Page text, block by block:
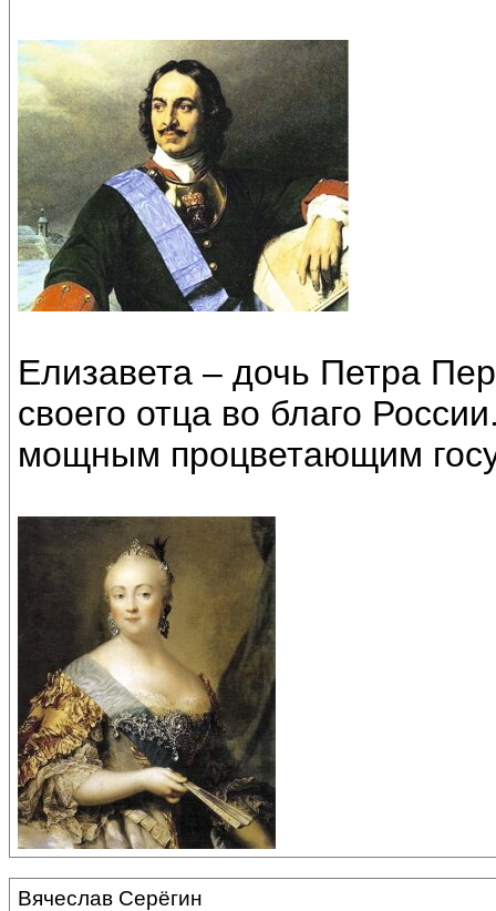
Елизавета – дочь Петра
своего отца во благо
мощным процветающим
Вячеслав Серёгин